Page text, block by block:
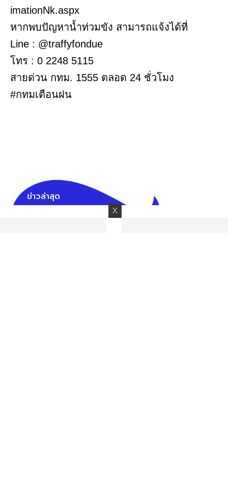
imationNk.aspx
หากพบปัญหาน้ำท่วมขัง สามารถแจ้งได้ที่
Line : @traffyfondue
โทร : 0 2248 5115
สายด่วน กทม. 1555 ตลอด 24 ชั่วโมง
#กทมเตือนฝน
ข่าวล่าสุด